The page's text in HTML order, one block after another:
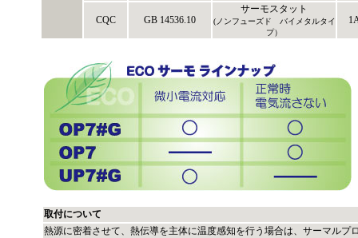
CQC GB 14536.10
サーモスタット
(ノンフューズド バイメタルタイ
プ）
取付について
熱源に密着させて、熱伝導を主体に温度感知を行う場合は、サーマルプ